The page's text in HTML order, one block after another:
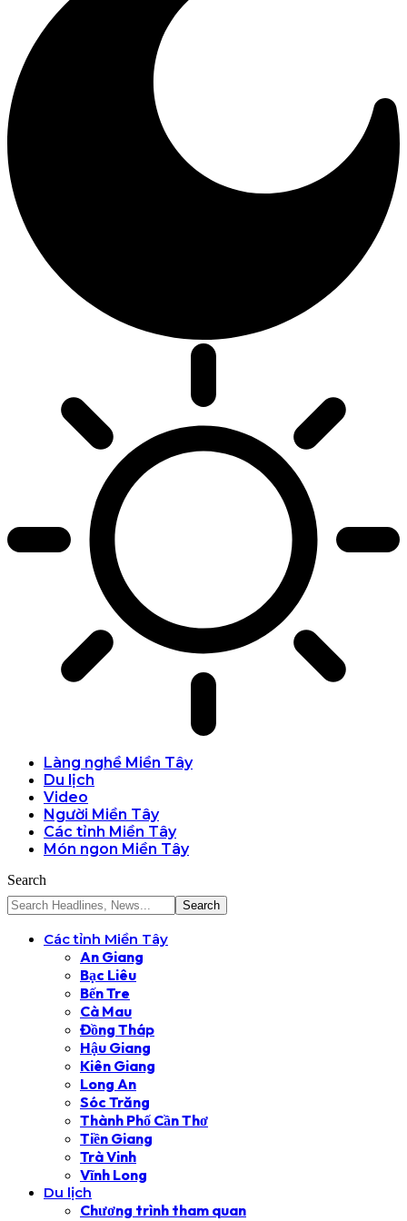
Làng nghề Miền Tây
Du lịch
Video
Người Miền Tây
Các tỉnh Miền Tây
Món ngon Miền Tây
Search
Các tỉnh Miền Tây
An Giang
Bạc Liêu
Bến Tre
Cà Mau
Đồng Tháp
Hậu Giang
Kiên Giang
Long An
Sóc Trăng
Thành Phố Cần Thơ
Tiền Giang
Trà Vinh
Vĩnh Long
Du lịch
Chương trình tham quan